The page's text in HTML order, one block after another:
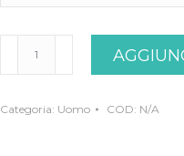
quantità
Categoria: Uomo COD: N/A